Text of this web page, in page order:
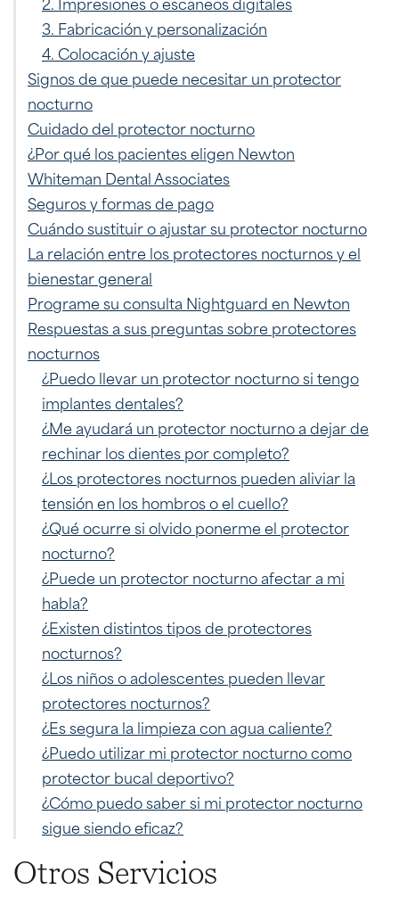
3. Fabricación y personalización
4. Colocación y ajuste
Signos de que puede necesitar un protector
nocturno
Cuidado del protector nocturno
¿Por qué los pacientes eligen Newton
Whiteman Dental Associates
Seguros y formas de pago
Cuándo sustituir o ajustar su protector nocturno
La relación entre los protectores nocturnos y el
bienestar general
Programe su consulta Nightguard en Newton
Respuestas a sus preguntas sobre protectores
nocturnos
¿Puedo llevar un protector nocturno si tengo
implantes dentales?
¿Me ayudará un protector nocturno a dejar de
rechinar los dientes por completo?
¿Los protectores nocturnos pueden aliviar la
tensión en los hombros o el cuello?
¿Qué ocurre si olvido ponerme el protector
nocturno?
¿Puede un protector nocturno afectar a mi
habla?
¿Existen distintos tipos de protectores
nocturnos?
¿Los niños o adolescentes pueden llevar
protectores nocturnos?
¿Es segura la limpieza con agua caliente?
¿Puedo utilizar mi protector nocturno como
protector bucal deportivo?
¿Cómo puedo saber si mi protector nocturno
sigue siendo eficaz?
Otros Servicios